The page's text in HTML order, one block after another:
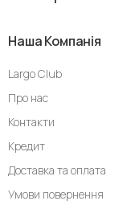
Наша Компанія
Largo Club
Про нас
Контакти
Кредит
Доставка та оплата
Умови повернення